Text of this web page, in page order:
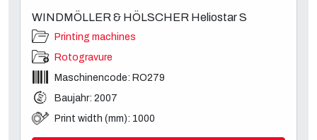
WINDMÖLLER & HÖLSCHER Heliostar S
Printing machines
Rotogravure
Maschinencode: RO279
Baujahr: 2007
Print width (mm): 1000